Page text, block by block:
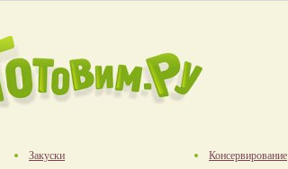
Закуски
Консервирование